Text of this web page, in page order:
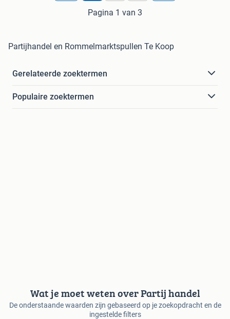
Pagina 1 van 3
Partijhandel en Rommelmarktspullen Te Koop
Gerelateerde zoektermen
Populaire zoektermen
Wat je moet weten over Partij handel
De onderstaande waarden zijn gebaseerd op je zoekopdracht en de
ingestelde filters